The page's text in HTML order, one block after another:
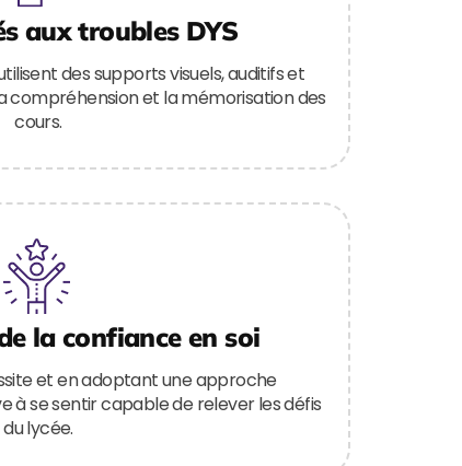
aux troubles DYS
des supports visuels, auditifs et
compréhension et la mémorisation des
cours.
la confiance en soi
et en adoptant une approche
à se sentir capable de relever les défis
du lycée.